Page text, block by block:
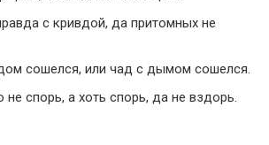
с кривдой, да притомных не
сошелся, или чад с дымом сошелся.
не спорь, а хоть спорь, да не вздорь.